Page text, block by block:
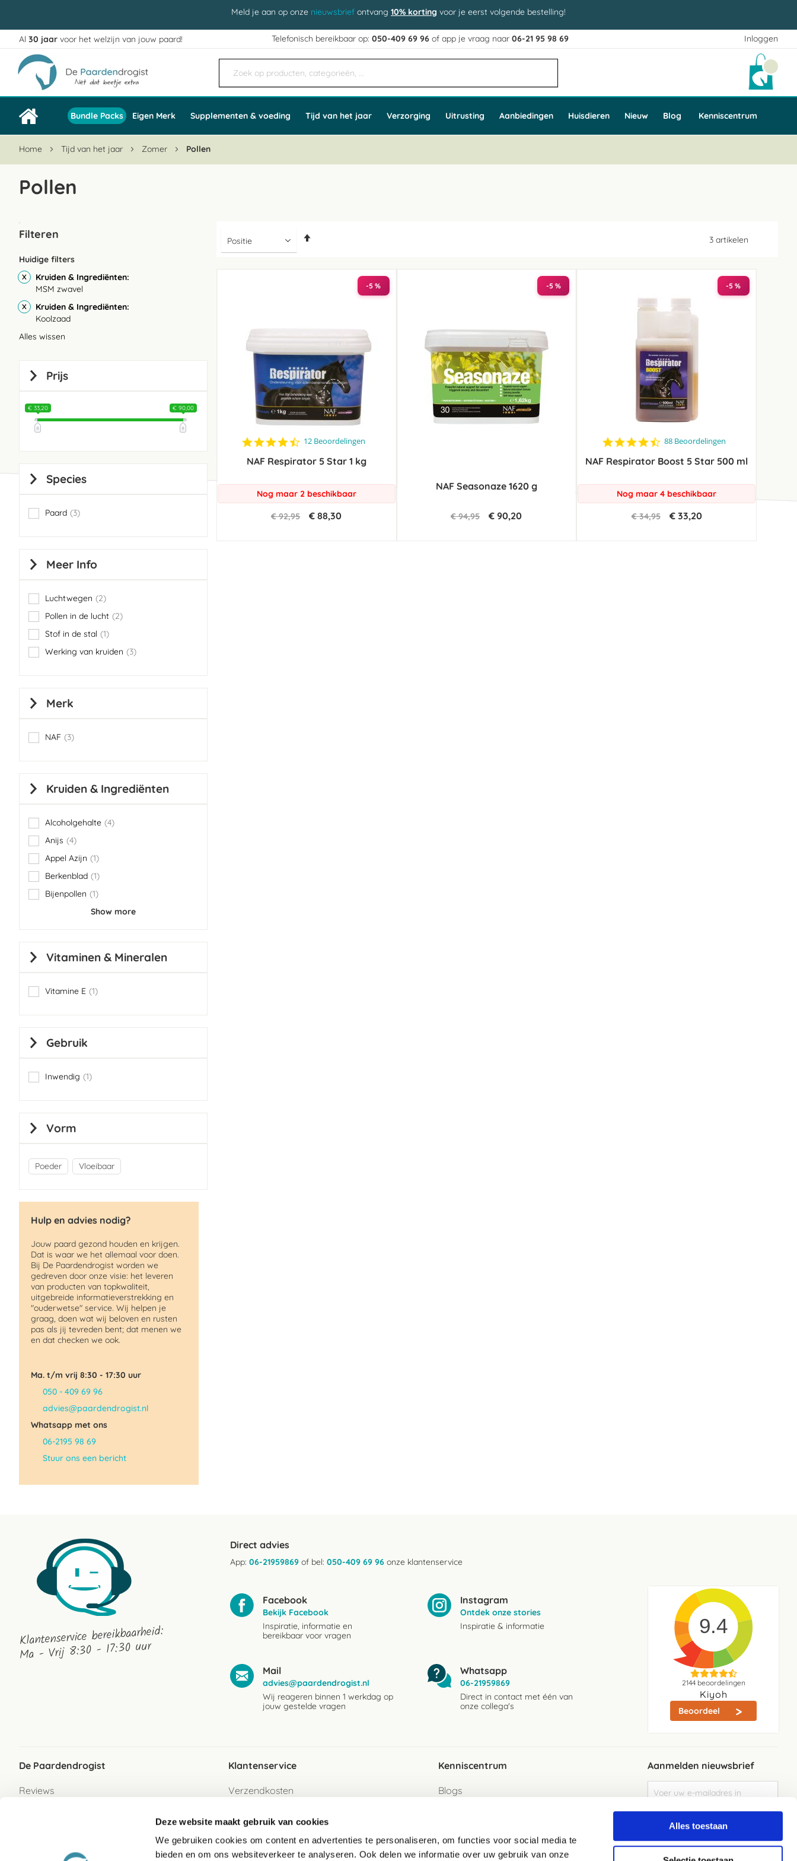
Deze website maakt gebruik van cookies
We gebruiken cookies om content en advertenties te personaliseren, om functies voor social media te
bieden en om ons websiteverkeer te analyseren. Ook delen we informatie over uw gebruik van onze
Alles toestaan
Meld je aan op onze nieuwsbrief ontvang 10% korting voor je eerst volgende bestelling!
Inloggen
Ga
naar
de
inhoud
Al 30 jaar voor het welzijn van jouw paard! Telefonisch bereikbaar op:050-409 69 96 of app je vraag naar06-21 95 98 69
Bundle Packs Eigen Merk Supplementen & voeding Tijd van het jaar Verzorging Uitrusting Aanbiedingen Huisdieren Nieuw Blog Kenniscentrum
Home Tijd van het jaar Zomer Pollen
Pollen
3 artikelen
-5 %
4.7
rating
12 Beoordelingen
NAF Respirator 5 Star 1 kg
Nog maar 2 beschikbaar
€ 92,95 € 88,30
-5 %
NAF Seasonaze 1620 g
€ 94,95 € 90,20
-5 %
4.4
rating
88 Beoordelingen
NAF Respirator Boost 5 Star 500 ml
Nog maar 4 beschikbaar
€ 34,95 € 33,20
Filteren
Huidige filters
Kruiden & Ingrediënten
MSM zwavel
Kruiden & Ingrediënten
Koolzaad
Alles wissen
Prijs
€ 33,20 € 90,00
Species
Paard 3
items
Meer Info
Luchtwegen 2
items
Pollen in de lucht
2
items
Stof in de stal
1
item
Werking van kruiden
3
items
Merk
NAF 3
items
Kruiden & Ingrediënten
Alcoholgehalte 4
items
Anijs
4
items
Appel Azijn
1
item
Berkenblad 1
item
Bijenpollen
1
item
Show more
Vitaminen & Mineralen
Vitamine E 1
item
Gebruik
Inwendig 1
item
Vorm
Poeder Vloeibaar
Hulp en advies nodig?
Jouw paard gezond houden en krijgen.
Dat is waar we het allemaal voor doen.
Bij De Paardendrogist worden we
gedreven door onze visie: het leveren
van producten van topkwaliteit,
uitgebreide informatieverstrekking en
"ouderwetse" service. Wij helpen je
graag, doen wat wij beloven en rusten
pas als jij tevreden bent; dat menen we
en dat checken we ook.
Ma. t/m vrij 8:30 - 17:30 uur
050 - 409 69 96
advies@paardendrogist.nl
Whatsapp met ons
06-2195 98 69
Stuur ons een bericht
Klantenservice bereikbaarheid:
Ma - Vrij 8:30 - 17:30 uur
Direct advies
App: 06-21959869 of bel: 050-409 69 96 onze klantenservice
Facebook
Bekijk Facebook
Inspiratie, informatie en
bereikbaar voor vragen
Instagram
Ontdek onze stories
Inspiratie & informatie
Mail
advies@paardendrogist.nl
Wij reageren binnen 1 werkdag op
jouw gestelde vragen
Whatsapp
06-21959869
Direct in contact met één van
onze collega's
9.4
2144beoordelingen
Kiyoh
Beoordeel
De Paardendrogist
Reviews
Klantenservice
Verzendkosten
Betaalwijzen
Retour
Kenniscentrum
Blogs
Aanmelden nieuwsbrief
u
op
Elke week de beste acties en het laaste